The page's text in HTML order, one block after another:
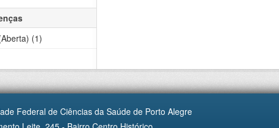
(1)
Federal de Ciências da Saúde de Porto Alegre